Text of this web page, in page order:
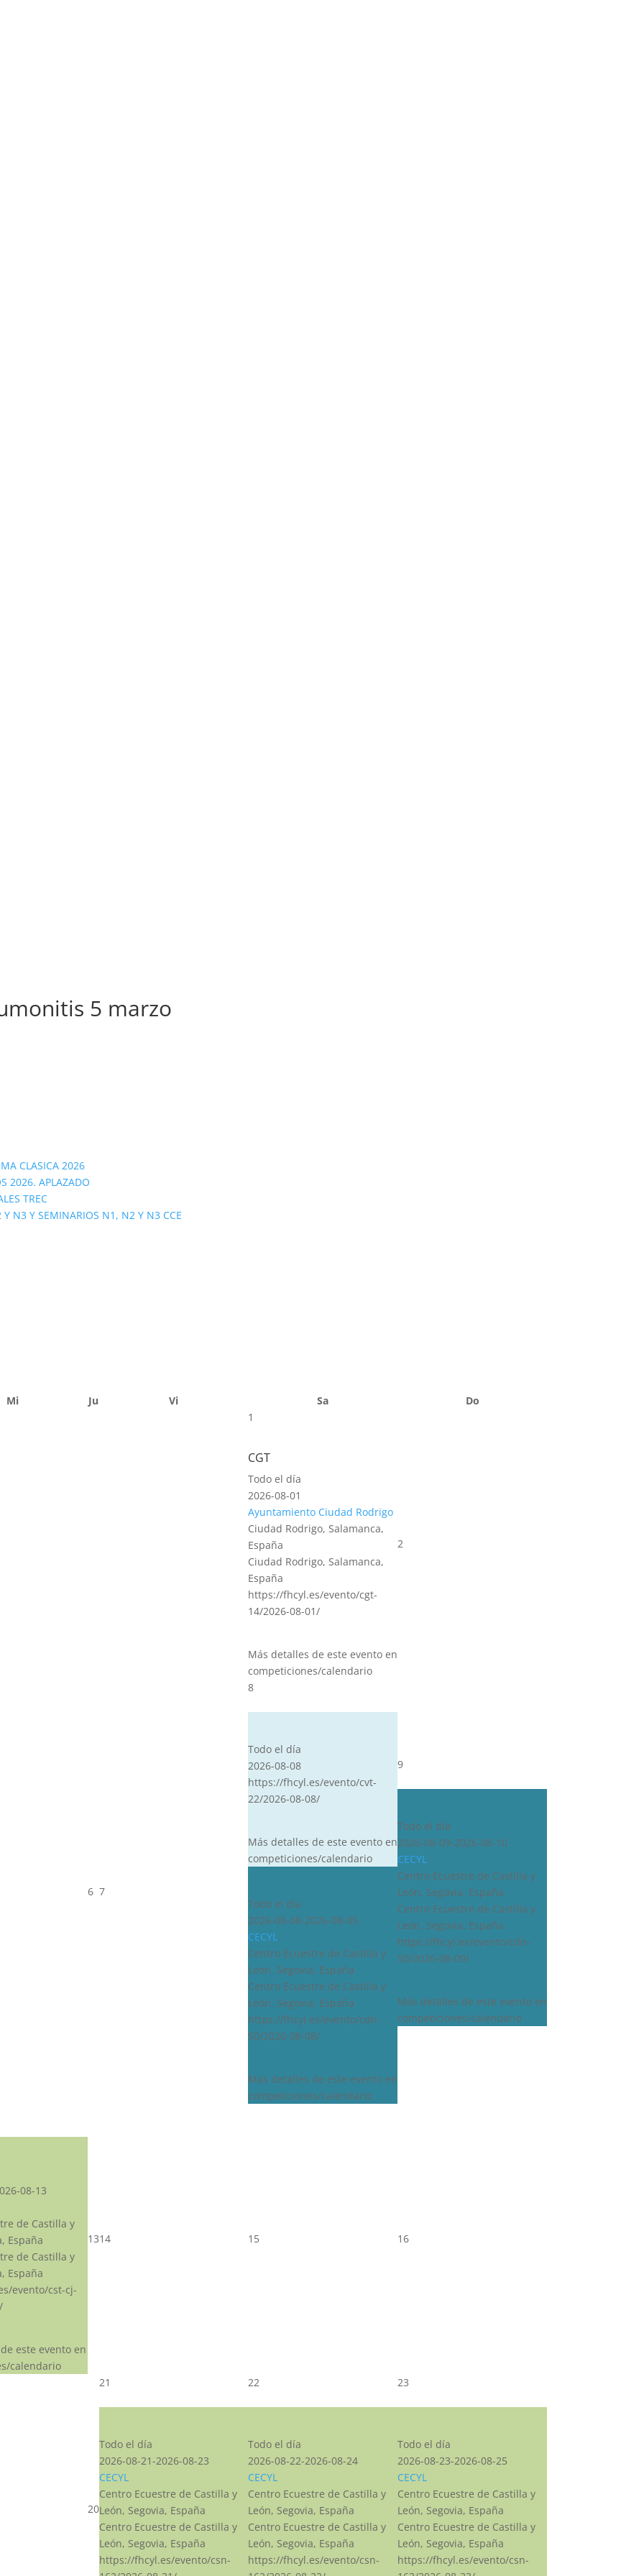
5 marzo
CLASICA 2026
2026. APLAZADO
TREC
N3 Y SEMINARIOS N1, N2 Y N3 CCE
Mi Ju Vi Sa
Do
1
CGT
Todo el día
2026-08-01
Ayuntamiento Ciudad Rodrigo
Ciudad Rodrigo, Salamanca,
España
Ciudad Rodrigo, Salamanca,
España
https://fhcyl.es/evento/cgt-
14/2026-08-01/
Más detalles de este evento en
competiciones/calendario
2
6 7
8
Todo el día
2026-08-08
https://fhcyl.es/evento/cvt-
22/2026-08-08/
Más detalles de este evento en
competiciones/calendario
Todo el día
2026-08-08-2026-08-09
CECYL
Centro Ecuestre de Castilla y
León, Segovia, España
Centro Ecuestre de Castilla y
León, Segovia, España
https://fhcyl.es/evento/cdn-
50/2026-08-08/
Más detalles de este evento en
competiciones/calendario
9
Todo el día
2026-08-09-2026-08-10
CECYL
Centro Ecuestre de Castilla y
León, Segovia, España
Centro Ecuestre de Castilla y
León, Segovia, España
https://fhcyl.es/evento/cdn-
50/2026-08-09/
Más detalles de este evento en
competiciones/calendario
08-13
de Castilla y
España
de Castilla y
España
evento/cst-cj-
este evento en
calendario
1314 15 16
20
21
Todo el día
2026-08-21-2026-08-23
CECYL
Centro Ecuestre de Castilla y
León, Segovia, España
Centro Ecuestre de Castilla y
León, Segovia, España
https://fhcyl.es/evento/csn-
22
Todo el día
2026-08-22-2026-08-24
CECYL
Centro Ecuestre de Castilla y
León, Segovia, España
Centro Ecuestre de Castilla y
León, Segovia, España
https://fhcyl.es/evento/csn-
23
Todo el día
2026-08-23-2026-08-25
CECYL
Centro Ecuestre de Castilla y
León, Segovia, España
Centro Ecuestre de Castilla y
León, Segovia, España
https://fhcyl.es/evento/csn-